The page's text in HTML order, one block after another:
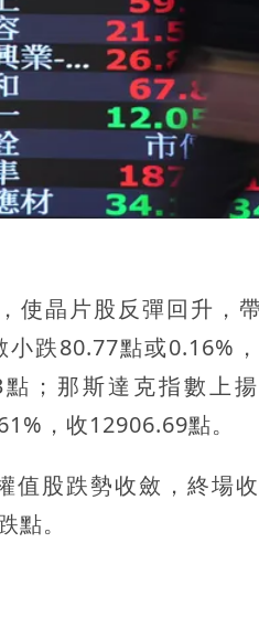
使晶片股反彈回升，
跌80.77點或0.16%
；那斯達克指數上
，收12906.69點。
值股跌勢收斂，終場
。